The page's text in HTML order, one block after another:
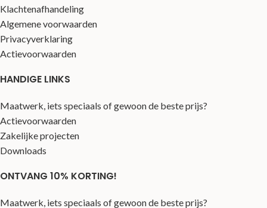
Klachtenafhandeling
Algemene voorwaarden
Privacyverklaring
Actievoorwaarden
HANDIGE LINKS
Maatwerk, iets speciaals of gewoon de beste prijs?
Actievoorwaarden
Zakelijke projecten
Downloads
ONTVANG 10% KORTING!
Maatwerk, iets speciaals of gewoon de beste prijs?